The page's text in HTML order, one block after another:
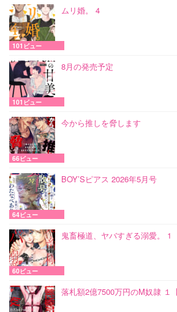
ムリ婚。 4
101ビュー
8月の発売予定
101ビュー
今から推しを脅します
66ビュー
BOY’Sピアス 2026年5月号
64ビュー
鬼畜極道、ヤバすぎる溺愛。 1
60ビュー
落札額2億7500万円のM奴隷 １